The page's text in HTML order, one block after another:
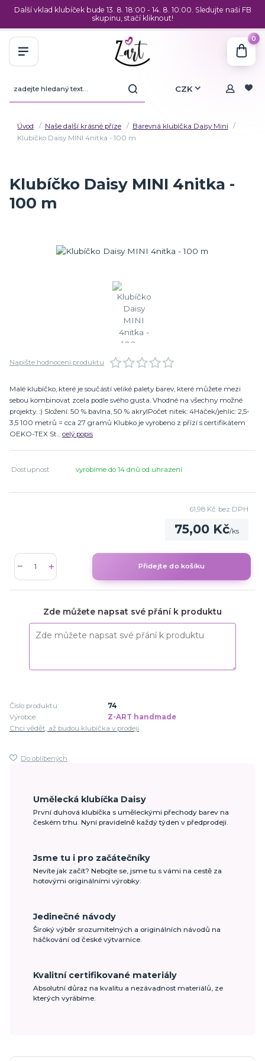
Další vklad klubíček bude 13. 8. 18:00 - 14. 8. 10:00. Sledujte naši FB
skupinu, stačí kliknout!
CZK
0
Úvod Naše další krásné příze
Barevná klubíčka Daisy Mini
Klubíčko Daisy MINI 4nitka - 100 m
Klubíčko Daisy MINI 4nitka -
100 m
Napište hodnocení produktu
Malé klubíčko, které je součástí veliké palety barev, které můžete mezi
sebou kombinovat zcela podle svého gusta. Vhodné na všechny možné
projekty. :) Složení: 50 % bavlna, 50 % akrylPočet nitek: 4Háček/jehlic: 2,5-
3,5 100 metrů = cca 27 gramů Klubko je vyrobeno z přízí s certifikátem
OEKO-TEX St... celý popis
Dostupnost vyrobíme do 14 dnů od uhrazení
75,00 Kč/ks
61,98 Kč bez DPH
Přidejte do košíku
Zde můžete napsat své přání k produktu
Číslo produktu:
74
Výrobce:
Z-ART handmade
Chci vědět, až budou klubíčka v prodeji
Do oblíbených
Umělecká klubíčka Daisy
První duhová klubíčka s uměleckými přechody barev na
českém trhu. Nyní pravidelně každý týden v předprodeji.
Jsme tu i pro začátečníky
Nevíte jak začít? Nebojte se, jsme tu s vámi na cestě za
hotovými originálními výrobky.
Jedinečné návody
Široký výběr srozumitelných a originálních návodů na
háčkování od české výtvarnice.
Kvalitní certifikované materiály
Absolutní důraz na kvalitu a nezávadnost materiálů, ze
kterých vyrábíme.